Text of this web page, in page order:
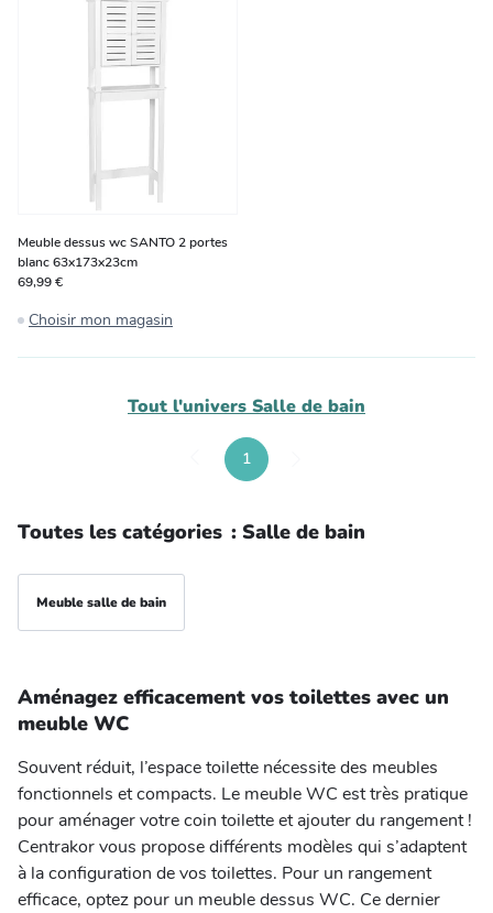
Meuble dessus wc SANTO 2 portes
blanc 63x173x23cm
69,99 €
Choisir mon magasin
Tout l'univers Salle de bain
1
Toutes les catégories : Salle de bain
Meuble salle de bain
Aménagez efficacement vos toilettes avec un
meuble WC
Souvent réduit, l’espace toilette nécessite des meubles
fonctionnels et compacts. Le meuble WC est très pratique
pour aménager votre coin toilette et ajouter du rangement !
Centrakor vous propose différents modèles qui s’adaptent
à la configuration de vos toilettes. Pour un rangement
efficace, optez pour un meuble dessus WC. Ce dernier